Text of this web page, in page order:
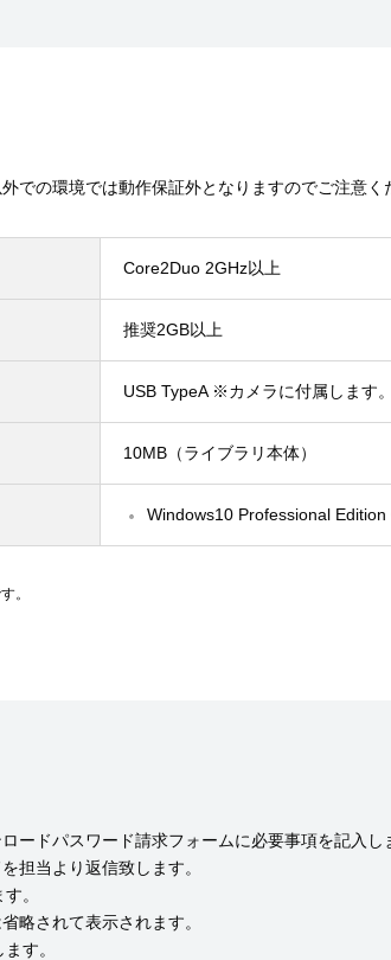
での環境では動作保証外となりますのでご注意く
Core2Duo 2GHz以上
推奨2GB以上
USB TypeA ※カメラに付属します。
10MB（ライブラリ本体）
Windows10 Professional Edition
。
ードパスワード請求フォームに必要事項を記入し
担当より返信致します。
。
略されて表示されます。
す。